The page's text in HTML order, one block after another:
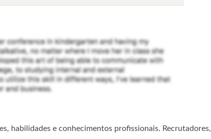
habilidades e conhecimentos profissionais. Recrutadores,